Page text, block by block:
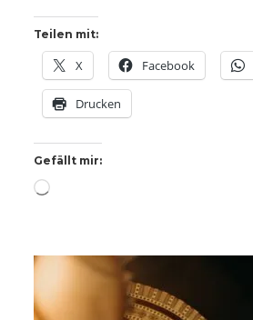
Teilen mit:
X Facebook
Drucken
Gefällt mir:
Wird